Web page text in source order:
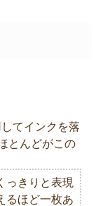
てインクを落
とんどがこの
っきりと表現
るほど一枚あ